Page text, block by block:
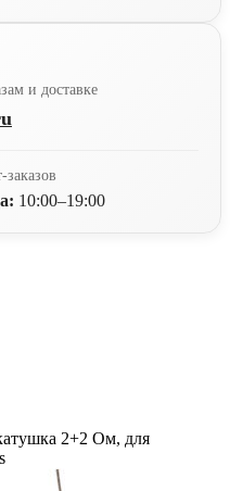
и доставке
10:00–19:00
2+2 Ом, для